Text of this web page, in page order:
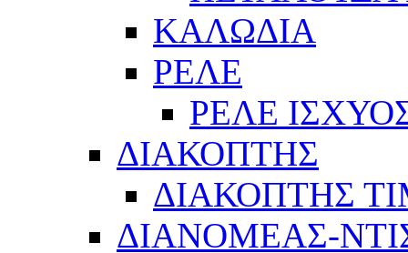
ΚΑΛΩΔΙΑ
ΡΕΛΕ
ΡΕΛΕ
ΔΙΑΚΟΠΤΗΣ
ΔΙΑΚΟΠΤΗΣ
ΔΙΑΝΟΜΕΑΣ-